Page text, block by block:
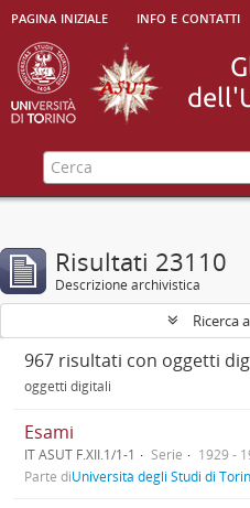
pagina iniziale info e contatti
Risultati 23110
Descrizione archivistica
Ricerca
967 risultati con oggetti
oggetti digitali
Esami
IT ASUT F.XII.1/1-1 Serie
1929 -
Parte diUniversità degli Studi di